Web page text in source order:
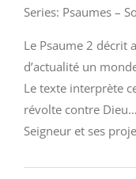
Series: Psaumes –
Le Psaume 2 décrit
d’actualité un
Le texte interprète
révolte contre
Seigneur et ses